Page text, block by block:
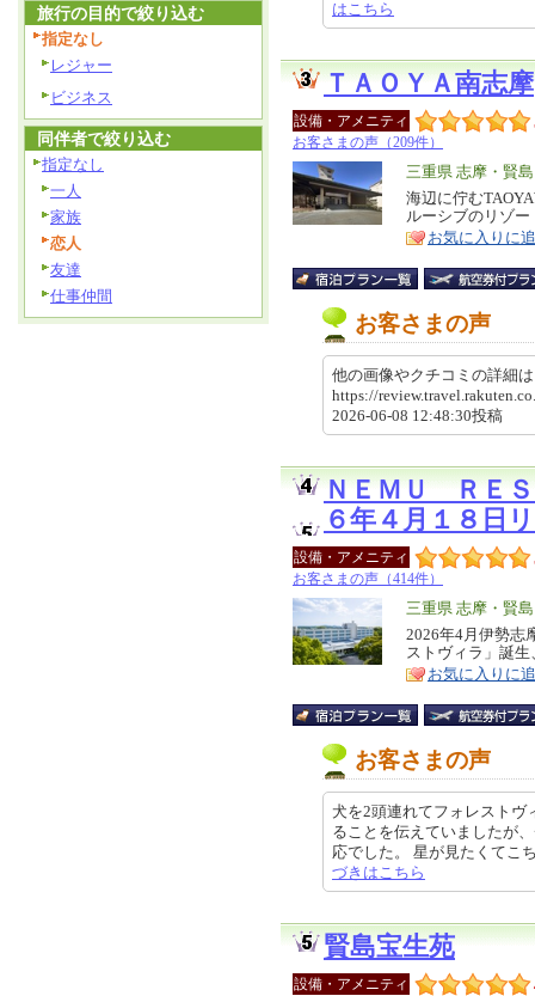
はこちら
ＴＡＯＹＡ南志摩
設備・アメニティ
お客さまの声（209件）
エ
リ
ア
三重県 志摩・賢島
特
徴
海辺に佇む
ルーシブのリゾ
お気に入りに
お客さまの声
他の画像やクチコミの詳細
https://
2026-06-08 12:48:30投稿
ＮＥＭＵ ＲＥＳ
６年４月１８日
設備・アメニティ
お客さまの声（414件）
エ
リ
ア
三重県 志摩・賢島
特
徴
2026年4月伊勢志
ストヴィラ」誕
お気に入りに
お客さまの声
犬を2頭連れてフォレストヴ
ることを伝えていましたが
応でした。 星が見たくて
づきはこちら
賢島宝生苑
設備・アメニティ
旅行の目的で絞り込む
指定なし
レジャー
ビジネス
同伴者で絞り込む
指定なし
一人
家族
恋人
友達
仕事仲間